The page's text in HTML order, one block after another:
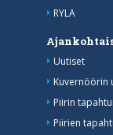
RYLA
Uutiset
Kuvernöörin
Piirin
Piirien